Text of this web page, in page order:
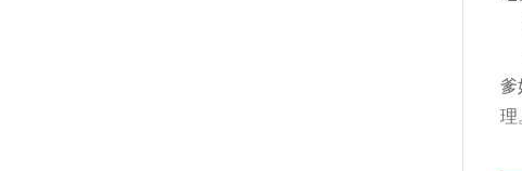
爹
理